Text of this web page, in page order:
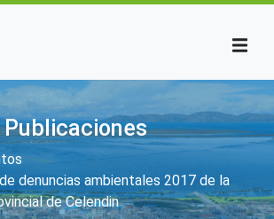
Publicaciones
enlaces de ayuda a la
denuncias ambientales 2017 de la
de Celendin